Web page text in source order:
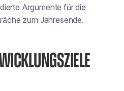
Argumente für die
zum Jahresende.